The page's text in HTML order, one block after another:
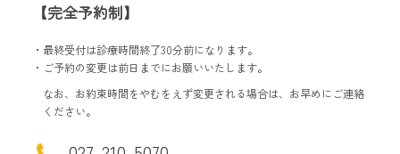
【完全予約制】
・最終受付は診療時間終了30分前になります。
・ご予約の変更は前日までにお願いいたします。
なお、お約束時間をやむをえず変更される場合は、お早めにご連絡
ください。